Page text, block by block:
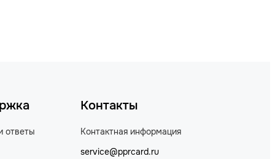
ответы
Контакты
Контактная информация
service@pprcard.ru